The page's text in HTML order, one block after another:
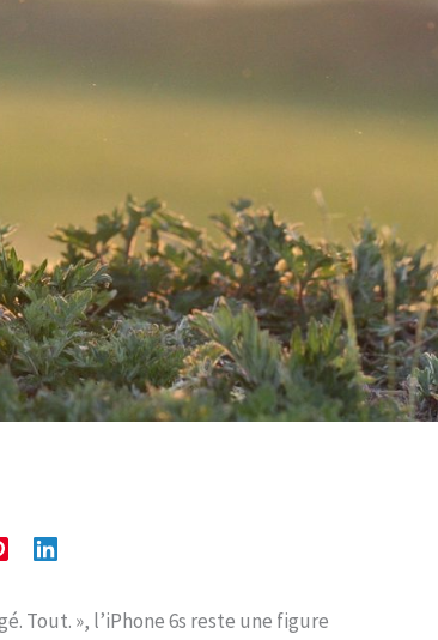
Tout. », l’iPhone 6s reste une figure